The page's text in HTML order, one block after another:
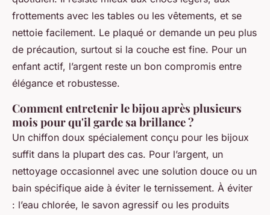
frottements avec les tables ou les vêtements, et se
nettoie facilement. Le plaqué or demande un peu plus
de précaution, surtout si la couche est fine. Pour un
enfant actif, l’argent reste un bon compromis entre
élégance et robustesse.
Comment entretenir le bijou après plusieurs
mois pour qu'il garde sa brillance ?
Un chiffon doux spécialement conçu pour les bijoux
suffit dans la plupart des cas. Pour l’argent, un
nettoyage occasionnel avec une solution douce ou un
bain spécifique aide à éviter le ternissement. À éviter
: l’eau chlorée, le savon agressif ou les produits